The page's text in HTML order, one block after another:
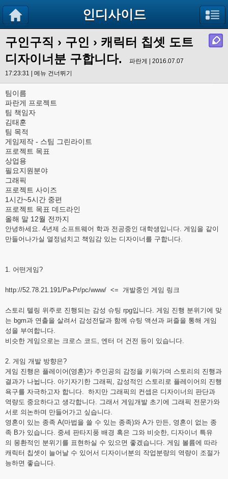
인디사이드
구인구직 › 구인 › 캐릭터 칩셋 도트
디자이너분 구합니다.
파란게 | 2016.07.07
17:23:31 | 메뉴 건너뛰기
팀이름
파란게 프로젝트
팀 책임자
김태훈
팀 목적
게임제작 - 스팀 그린라이트
프로젝트 목표
상업용
필요지원분야
그래픽
프로젝트 사이즈
1시간~5시간 중편
프로젝트 목표 데드라인
올해 말 12월 전까지
안녕하세요. 4년제 소프트웨어 학과 전공중인 대학생입니다. 게임을 같이
만들어나가실 열정넘치고 책임감 있는 디자이너를 구합니다.
1. 어떤게임?
http://52.78.21.191/Pa-Pr/pc/www/ <= 개발중인 게임 링크
스토리 텔링 위주로 진행되는 감성 슈팅 rpg입니다. 게임 진행 분위기에 맞
는 bgm과 연출을 살려서 감성전달과 함께 슈팅 액션과 퍼즐을 통해 게임
성을 부여합니다.
비슷한 게임으로는 크로스 코드, 엔터 더 건전 등이 있습니다.
2. 게임 개발 방향은?
게임 진행은 플레이어(영혼)가 주인공의 감정을 키워가며 스토리의 진행과
결과가 나뉩니다. 아기자기한 그래픽, 감성적인 스토리로 플레이어의 진행
욕구를 자극하고자 합니다. 하지만 그래픽의 컨셉은 디자이너의 판단과
역량도 중요하다고 생각합니다. 그래서 게임개발 초기에 그래픽 전문가와
서로 의논하며 만들어가고 싶습니다.
영혼이 있는 종족 A(마법을 쓸 수 있는 종족)와 A가 만든, 영혼이 없는 종
족 B가 있습니다. 중세 판타지풍 배경 혹은 그와 비슷한, 디자이너 특유
의 몽환적인 분위기를 표현하실 수 있으면 좋겠습니다. 게임 볼륨에 따라
캐릭터 칩셋이 늘어날 수 있어서 디자이너분의 작업분량의 역량이 조절가
능하면 좋습니다.